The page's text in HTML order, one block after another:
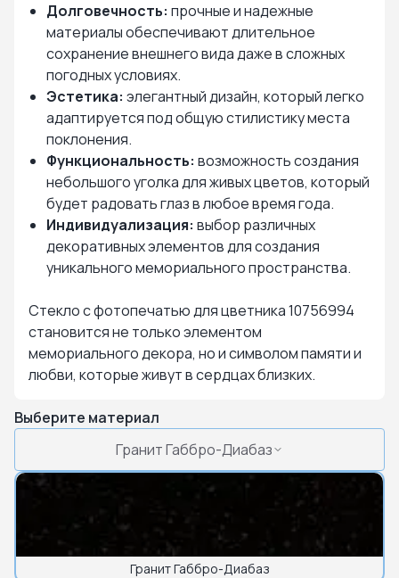
Долговечность: прочные и надежные
материалы обеспечивают длительное
сохранение внешнего вида даже в сложных
погодных условиях.
Эстетика: элегантный дизайн, который легко
адаптируется под общую стилистику места
поклонения.
Функциональность: возможность создания
небольшого уголка для живых цветов, который
будет радовать глаз в любое время года.
Индивидуализация: выбор различных
декоративных элементов для создания
уникального мемориального пространства.
Стекло с фотопечатью для цветника 10756994
становится не только элементом
мемориального декора, но и символом памяти и
любви, которые живут в сердцах близких.
Выберите материал
Гранит Габбро-Диабаз
Гранит Габбро-Диабаз